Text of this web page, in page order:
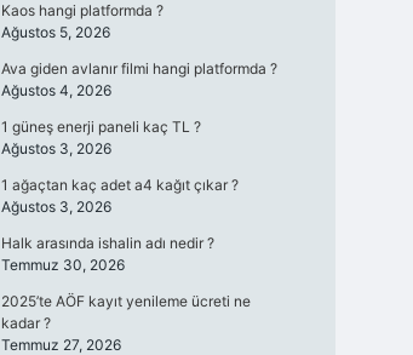
Kaos hangi platformda ?
Ağustos 5, 2026
Ava giden avlanır filmi hangi platformda ?
Ağustos 4, 2026
1 güneş enerji paneli kaç TL ?
Ağustos 3, 2026
1 ağaçtan kaç adet a4 kağıt çıkar ?
Ağustos 3, 2026
Halk arasında ishalin adı nedir ?
Temmuz 30, 2026
2025’te AÖF kayıt yenileme ücreti ne
kadar ?
Temmuz 27, 2026